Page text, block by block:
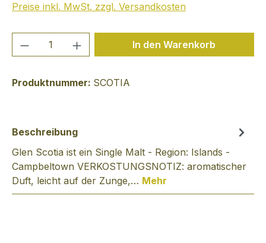
Preise inkl. MwSt. zzgl. Versandkosten
Produkt Anzahl: Gib denIn den Warenkorb
Produktnummer: SCOTIA
Beschreibung
Glen Scotia ist ein Single Malt - Region: Islands -
Campbeltown VERKOSTUNGSNOTIZ: aromatischer
Duft, leicht auf der Zunge,… Mehr